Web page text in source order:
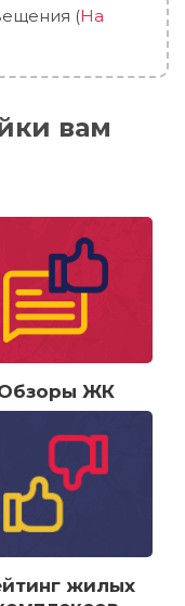
(На
вам
ЖК
жилых